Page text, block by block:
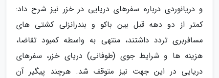
و دریانوردی درباره سفرهای دریایی در خزر نیز شرح داد:
کمتر از دو دهه قبل بین باکو و بندرانزلی کشتی های
مسافربری تردد داشتند، منتهی به واسطه کمبود تقاضا،
هزینه ها و شرایط جوی (طوفانی) دریای خزر، سفرهای
دریایی در این جهت نیز متوقف شد. هرچند پیگیر آن